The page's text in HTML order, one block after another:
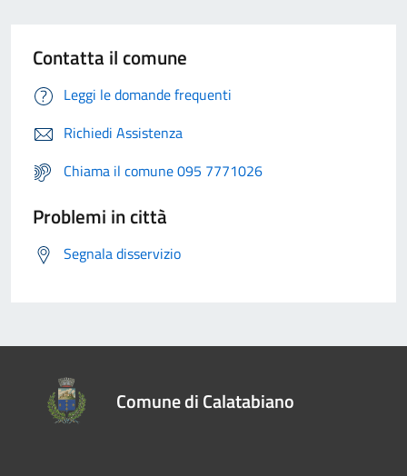
Contatta il comune
Leggi le domande frequenti
Richiedi Assistenza
Chiama il comune 095 7771026
Problemi in città
Segnala disservizio
Comune di Calatabiano